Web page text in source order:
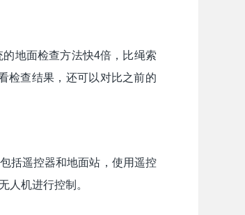
地面检查方法快4倍，比绳索
检查结果，还可以对比之前的
括遥控器和地面站，使用遥控
人机进行控制。